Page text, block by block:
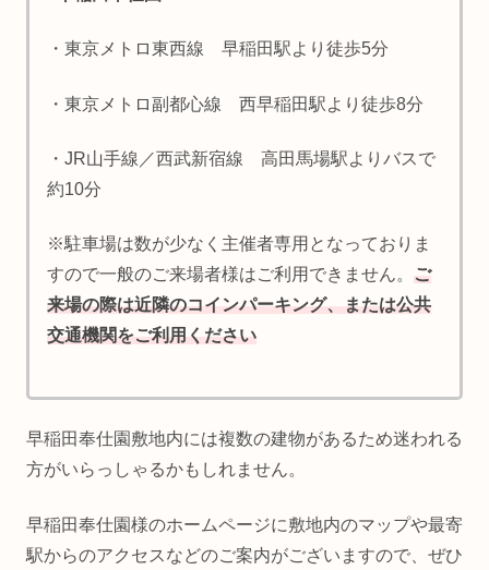
・東京メトロ東西線 早稲田駅より徒歩5分
・東京メトロ副都心線 西早稲田駅より徒歩8分
・JR山手線／西武新宿線 高田馬場駅よりバスで
約10分
※駐車場は数が少なく主催者専用となっておりま
すので一般のご来場者様はご利用できません。 ご
来場の際は近隣のコインパーキング、または公共
交通機関をご利用ください
早稲田奉仕園敷地内には複数の建物があるため迷われる
方がいらっしゃるかもしれません。
早稲田奉仕園様のホームページに敷地内のマップや最寄
駅からのアクセスなどのご案内がございますので、ぜひ